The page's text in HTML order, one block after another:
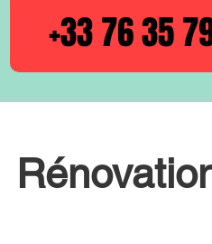
+33 76 35